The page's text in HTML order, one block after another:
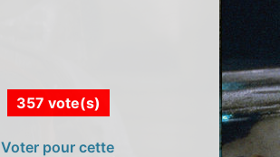
357 vote(s)
Voter pour cette